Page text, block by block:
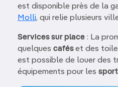
est disponible près de la
Molli, qui relie plusieurs
Services sur place : La
quelques caféset des
est possible de louer des
équipements pour les